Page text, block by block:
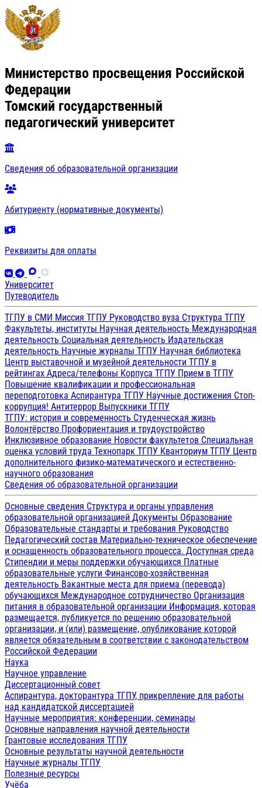
Министерство просвещения Российской
Федерации
Томский государственный
педагогический университет
Сведения об образовательной организации
Абитуриенту (нормативные документы)
Реквизиты для оплаты
Университет
Путеводитель
ТГПУ в СМИ Миссия ТГПУ Руководство вуза Структура ТГПУ
Факультеты, институты Научная деятельность Международная
деятельность Социальная деятельность Издательская
деятельность Научные журналы ТГПУ Научная библиотека
Центр выставочной и музейной деятельности ТГПУ в
рейтингах Адреса/телефоны Корпуса ТГПУ Прием в ТГПУ
Повышение квалификации и профессиональная
переподготовка Аспирантура ТГПУ Научные достижения Стоп-
коррупция! Антитеррор Выпускники ТГПУ
ТГПУ: история и современность Студенческая жизнь
Волонтёрство Профориентация и трудоустройство
Инклюзивное образование Новости факультетов Специальная
оценка условий труда Технопарк ТГПУ Кванториум ТГПУ Центр
дополнительного физико-математического и естественно-
научного образования
Сведения об образовательной организации
Основные сведения Структура и органы управления
образовательной организацией Документы Образование
Образовательные стандарты и требования Руководство
Педагогический состав Материально-техническое обеспечение
и оснащенность образовательного процесса. Доступная среда
Стипендии и меры поддержки обучающихся Платные
образовательные услуги Финансово-хозяйственная
деятельность Вакантные места для приема (перевода)
обучающихся Международное сотрудничество Организация
питания в образовательной организации Информация, которая
размещается, публикуется по решению образовательной
организации, и (или) размещение, опубликование которой
является обязательным в соответствии с законодательством
Российской Федерации
Наука
Научное управление
Диссертационный совет
Аспирантура, докторантура ТГПУ, прикрепление для работы
над кандидатской диссертацией
Научные мероприятия: конференции, семинары
Основные направления научной деятельности
Грантовые исследования ТГПУ
Основные результаты научной деятельности
Научные журналы ТГПУ
Полезные ресурсы
Учёба